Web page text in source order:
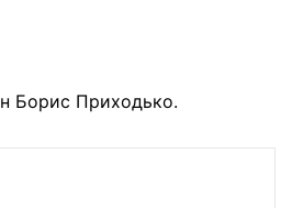
Борис Приходько.